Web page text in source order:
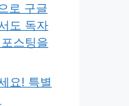
로 구글
도 독자
스팅을
요! 특별